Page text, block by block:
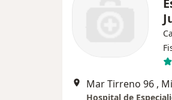
Mar Tirreno 96 ,
Hospital de